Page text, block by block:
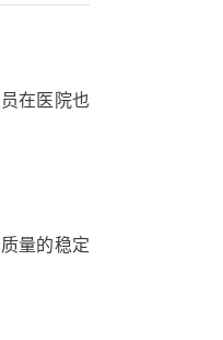
在医院也
量的稳定